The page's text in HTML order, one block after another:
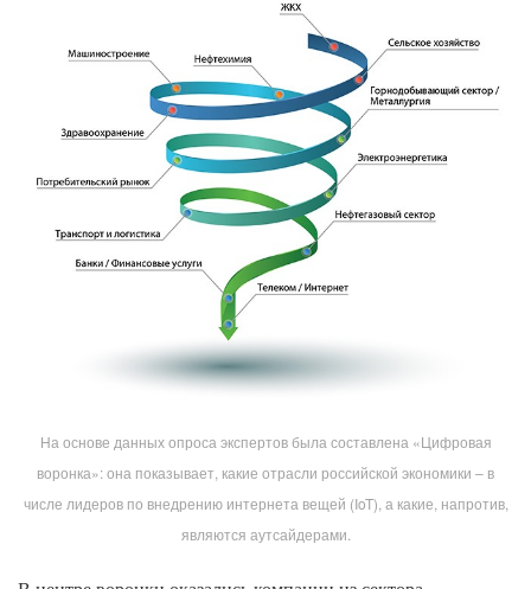
На основе данных опроса экспертов была составлена «Цифровая
воронка»: она показывает, какие отрасли российской экономики – в
числе лидеров по внедрению интернета вещей (IoT), а какие, напротив,
являются аутсайдерами.